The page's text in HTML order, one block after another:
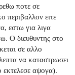
ποτε σε
περιβαλλον ειτε
εστω για λιγα
Ο διευθυντης στο
σε αλλο
να καταστρωσει
εκτελεσε αψογα).